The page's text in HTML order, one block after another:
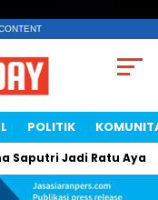
POLITIK
Jadi Ratu Ayam KFC